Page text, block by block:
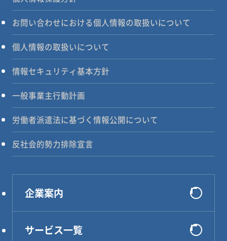
お問い合わせにおける個人情報の取扱いについて
個人情報の取扱いについて
情報セキュリティ基本方針
一般事業主行動計画
労働者派遣法に基づく情報公開について
反社会的勢力排除宣言
企業案内
会社概要
選ばれる理由
サービス一覧